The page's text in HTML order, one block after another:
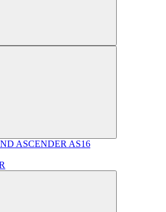
ASCENDER AS16